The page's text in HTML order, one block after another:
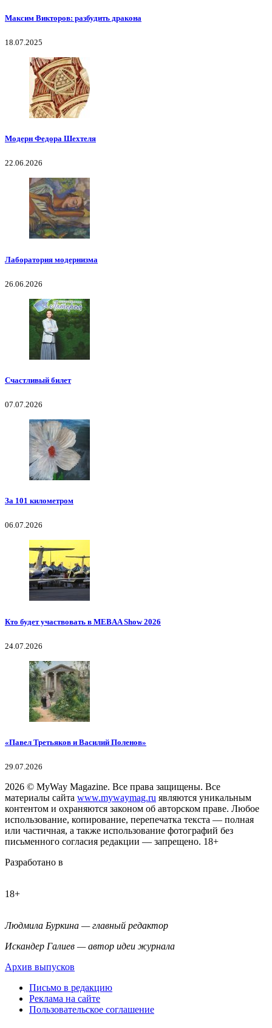
Максим Викторов: разбудить дракона
18.07.2025
Модерн Федора Шехтеля
22.06.2026
Лаборатория модернизма
26.06.2026
Счастливый билет
07.07.2026
За 101 километром
06.07.2026
Кто будет участвовать в MEBAA Show 2026
24.07.2026
«Павел Третьяков и Василий Поленов»
29.07.2026
2026 © MyWay Magazine. Все права защищены. Все
материалы сайта www.mywaymag.ru являются уникальным
контентом и охраняются законом об авторском праве. Любое
использование, копирование, перепечатка текста — полная
или частичная, а также использование фотографий без
письменного согласия редакции — запрещено. 18+
Разработано в
18+
Людмила Буркина — главный редактор
Искандер Галиев — автор идеи журнала
Архив выпусков
Письмо в редакцию
Реклама на сайте
Пользовательское соглашение